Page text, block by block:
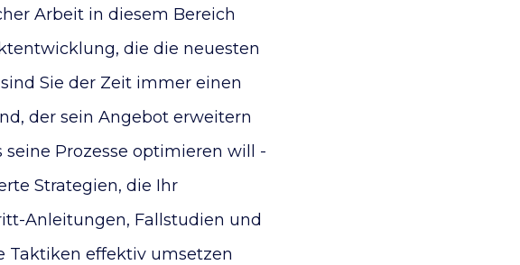
Arbeit in diesem Bereich
die die neuesten
Sie der Zeit immer einen
der sein Angebot erweitern
Prozesse optimieren will -
Strategien, die Ihr
Anleitungen, Fallstudien und
Taktiken effektiv umsetzen